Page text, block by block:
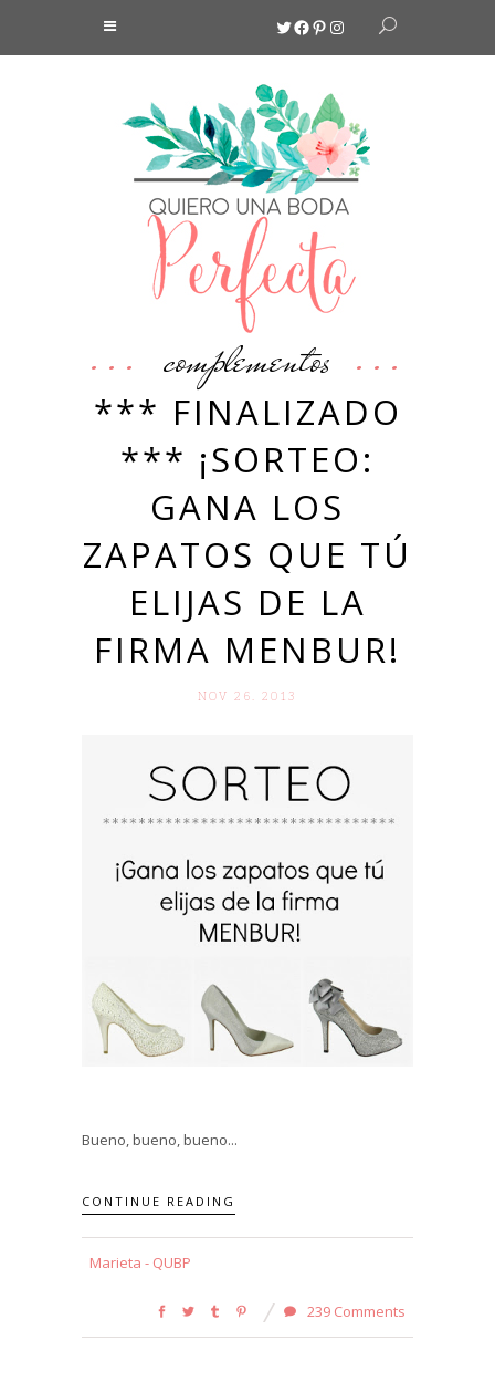
Twitter
Facebook
Pinterest
Instagram
complementos
*** FINALIZADO
*** ¡SORTEO:
GANA LOS
ZAPATOS QUE TÚ
ELIJAS DE LA
FIRMA MENBUR!
NOV 26. 2013
Bueno, bueno, bueno...
CONTINUE READING
Marieta - QUBP
239 Comments